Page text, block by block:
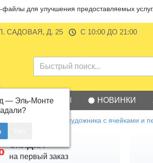
для улучшения предоставляемых
САДОВАЯ, Д. 25 С 10:00 ДО 21:00
— Эль-Монте
БРЕНДЫ НОВИНКИ
Ящик художника с ячейками и
СКИДКА
на первый заказ